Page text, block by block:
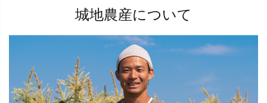
城地農産について